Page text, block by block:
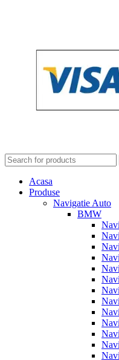
Acasa
Produse
Navigatie Auto
BMW